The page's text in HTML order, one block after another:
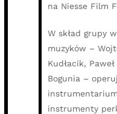
na Niesse Film
W skład grupy
muzyków –
Kudłacik,
Bogunia –
instrumenty